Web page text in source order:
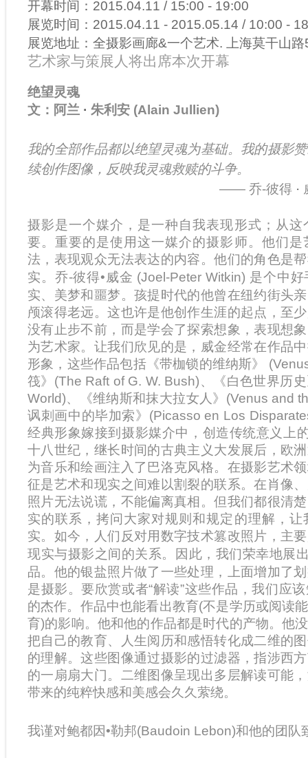
开幕时间：2015.04.11 / 15:00 - 19:00
展览时间：2015.04.11 - 2015.05.14 / 10:00 -
展览地址：全摄影画廊&一个艺术. 上海莫干山
艺术家与策展人将出席本次开幕
绝望灵魂
文：阿兰 · 朱利安 (Alain Jullien)
我的全部作品都以绝望灵魂为基础。我的摄影
续创作图像，反映我灵魂救赎的斗争。
—— 乔-彼得 ·
摄影是一个媒介，是一种自我表现形式；从
要。重要的是使用这一媒介的摄影师。他们
法，表现观众无法表达的内容。他们的角色是
实。乔-彼得•威金 (Joel-Peter Witkin) 是个中
实、美梦和噩梦。孩提时代的他曾在纽约街头
颅滚得老远。这也许是他创作生涯的起点，至
没有止步不前，而是学会了探索想象，表现想
为艺术家。让我们欣见的是，威金经常在作品
形象，这些作品包括《带枷锁的维纳斯》
筏》(The Raft of G. W. Bush)、《白色世界历
World)、《维纳斯和抹大拉女人》(Venus and
讽刺画中的毕加索》(Picasso en Los
经典形象嫁接到摄影媒介中，创造传统意义上
十八世纪，继长时间的古典主义大发展后，欧
为音乐和绘画注入了巴洛克风格。在摄影艺术
征是艺术和现实之间难以割裂的联系。在肖像
照片无法说谎，不能偏离真相。但我们都很清
实的联系，拷问大家对规则和规定的理解，
实。如今，人们反对用数字技术篡改照片，主
现实与摄影之间的关系。因此，我们荣幸地展
品。他的银盐照片做了一些处理，上面增加了
是摄影。要欣赏或者“解读”这些作品，我们应
的杰作。作品中也能看出教育(不是学历或阅读
育)的影响。他和他的作品都是时代的产物。他
把自己的教育、人生阅历和感悟转化成二维的
的理解。这些图像通过摄影的过滤器，指涉西
的一扇扇大门。二维图像呈现出多层解读可能
带来的纯粹快感和美感会久久萦绕。
我谨对鲍都因•勒邦(Baudoin Lebon)和他的团队